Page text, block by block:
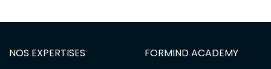
NOS EXPERTISES
FORMIND ACADEMY